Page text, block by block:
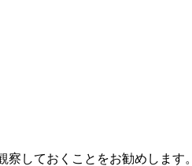
しておくことをお勧めします。